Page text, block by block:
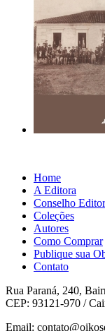
Home
A Editora
Conselho
Coleções
Autores
Como Comprar
Publique sua
Contato
Rua Paraná, 240,
CEP: 93121-970 /
Email: